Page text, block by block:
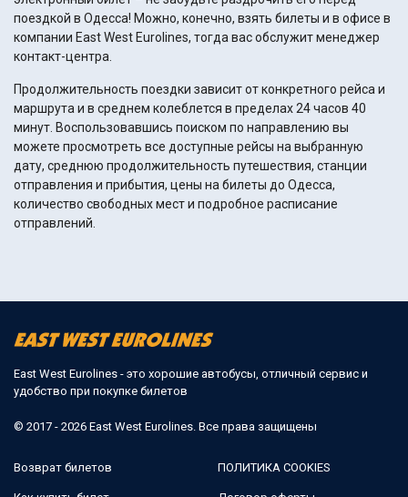
поездкой в Одесса! Можно, конечно, взять билеты и в офисе в
компании East West Eurolines, тогда вас обслужит менеджер
контакт-центра.
Продолжительность поездки зависит от конкретного рейса и
маршрута и в среднем колеблется в пределах 24 часов 40
минут. Воспользовавшись поиском по направлению вы
можете просмотреть все доступные рейсы на выбранную
дату, среднюю продолжительность путешествия, станции
отправления и прибытия, цены на билеты до Одесса,
количество свободных мест и подробное расписание
отправлений.
East West Eurolines - это хорошие автобусы, отличный сервис и
удобство при покупке билетов
© 2017 - 2026 East West Eurolines. Все права защищены
Возврат билетов ПОЛИТИКА COOKIES